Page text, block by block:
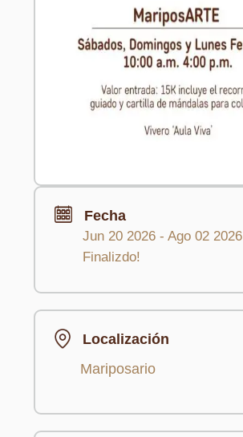
Fecha
Jun 20 2026 - Ago 02 2026
Finalizdo!
Localización
Mariposario